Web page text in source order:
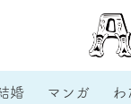
婚 マンガ わ